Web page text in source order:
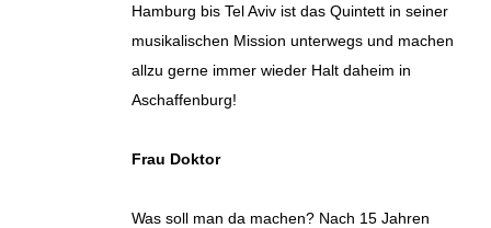
Hamburg bis Tel Aviv ist das Quintett in seiner
musikalischen Mission unterwegs und machen
allzu gerne immer wieder Halt daheim in
Aschaffenburg!
Frau Doktor
Was soll man da machen? Nach 15 Jahren